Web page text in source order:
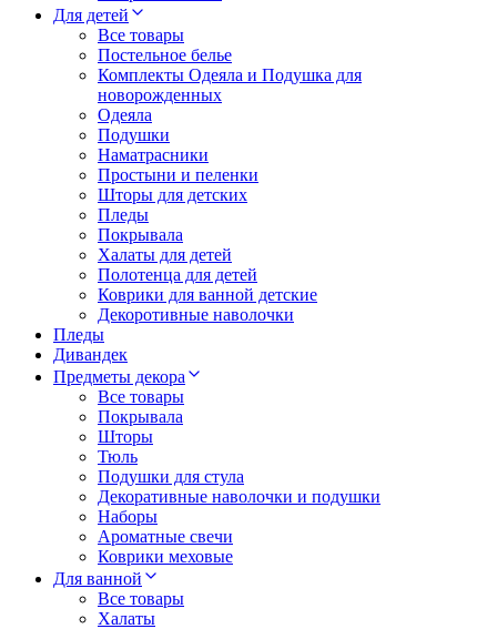
Для детей
Все товары
Постельное белье
Комплекты Одеяла и Подушка для
новорожденных
Одеяла
Подушки
Наматрасники
Простыни и пеленки
Шторы для детских
Пледы
Покрывала
Халаты для детей
Полотенца для детей
Коврики для ванной детские
Декоротивные наволочки
Пледы
Дивандек
Предметы декора
Все товары
Покрывала
Шторы
Тюль
Подушки для стула
Декоративные наволочки и подушки
Наборы
Ароматные свечи
Коврики меховые
Для ванной
Все товары
Халаты